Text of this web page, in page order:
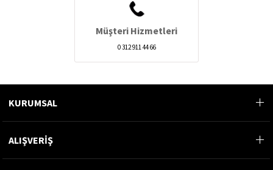
Müşteri Hizmetleri
0 312 911 44 66
KURUMSAL
ALIŞVERİŞ